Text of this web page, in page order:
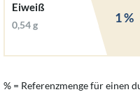
Eiweiß
0,54 g 1 %
% = Referenzmenge für einen